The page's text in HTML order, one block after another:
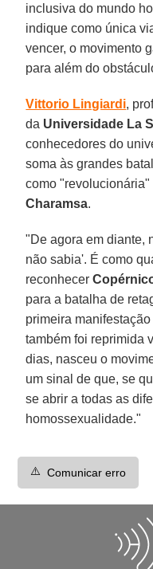
inclusiva do mundo
indique como única
vencer, o movimento
para além do
Vittorio Lingiardi,
da Universidade La
conhecedores do
soma às grandes
como
Charamsa.
"De agora em diante,
não sabia'. É como
reconhecer
para a batalha de
primeira
também foi reprimida
dias, nasceu o
um sinal de que, se
se abrir a todas as
homossexualidade."
⚠️ Comunicar erro